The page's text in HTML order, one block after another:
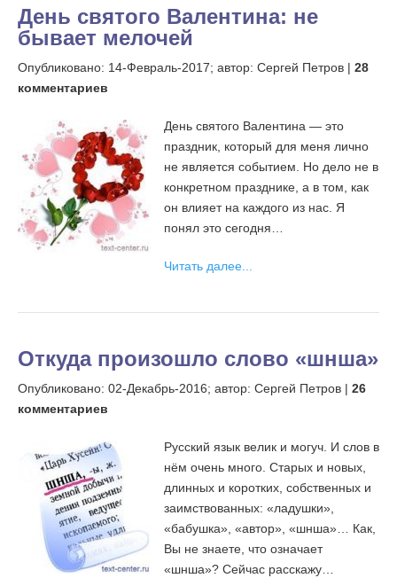
День святого Валентина: не
бывает мелочей
Опубликовано: 14-Февраль-2017; автор: Сергей Петров | 28
комментариев
День святого Валентина — это
праздник, который для меня лично
не является событием. Но дело не в
конкретном празднике, а в том, как
он влияет на каждого из нас. Я
понял это сегодня…
Читать далее...
Откуда произошло слово «шнша»
Опубликовано: 02-Декабрь-2016; автор: Сергей Петров | 26
комментариев
Русский язык велик и могуч. И слов в
нём очень много. Старых и новых,
длинных и коротких, собственных и
заимствованных: «ладушки»,
«бабушка», «автор», «шнша»… Как,
Вы не знаете, что означает
«шнша»? Сейчас расскажу…